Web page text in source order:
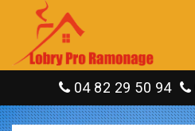
04 82 29 50 94